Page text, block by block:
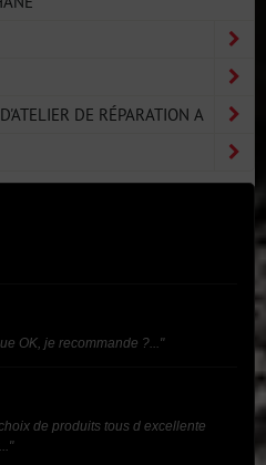
DE RÉPARATION A
OK, je recommande ?..."
de produits tous d excellente